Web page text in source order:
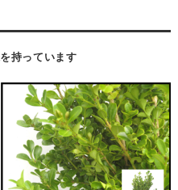
持っています